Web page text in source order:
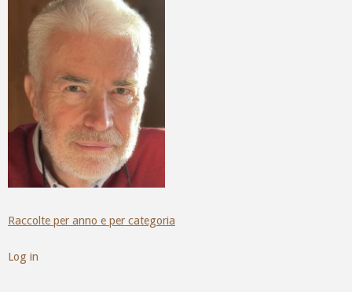
Raccolte per anno e per categoria
Log in